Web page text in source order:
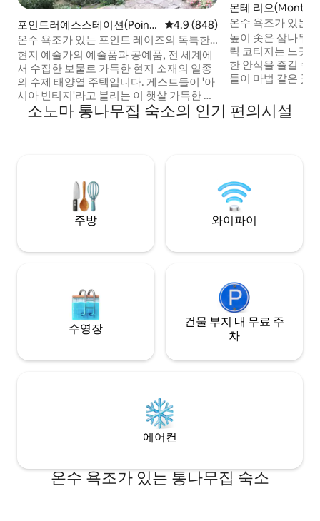
포인트러예스스테이션(Point
Reyes Station)의 통나무집
평점 4.9점(5점 만점), 후기 848
4.9 (848)
온수 욕조가 있는 포인트 레이즈의 독특한
크리크사이드 숙소
현지 예술가의 예술품과 공예품, 전 세계에
서 수집한 보물로 가득한 현지 소재의 일종
의 수제 태양열 주택입니다. 게스트들이 '아
시아 빈티지'라고 불리는 이 햇살 가득한 숙
소는 일년 내내 계속 흐르는 개울 위에 자리
잡고 있으며, 성숙한 정원과 월계수, 참나
트 국립 휴양지에서 2마일 거리에 있습니
하이킹, 수영, 서핑, 카약, SUP 보드, 산악 자
전거 타기 등 웨스트 마린에서 즐길 수 있는
모든 것을 즐길 수 있습니다. 아니면 이 편안
하고 아름다운 환경에서 휴식을 취하세요.
역 최고의 음식과 음료를 즐겨보세요. 위층
에 들어가면 거대한 대들보, 숙소에서 가공
한 나무로 만든 넓은 판자 전나무 바닥, 숲의
조감도를 볼 수 있는 창문, 대형 스테인드글
라스 창문으로 구성된 넓은 거실/식사/주방
공간이 있습니다. 시설이 완비된 주방과 채
업체의 풍요로움을 요리할 수 있습니다. 식
기세척기, 전자레인지, 토스터, 믹서기, 커
피 메이커, 블렌더가 있습니다. 코코넛 나무
와 호랑이 대나무 좌석이 있는 발리식 식탁
6. 거실에는 메모리폼 매트리스가 있는 편
안한 풀아웃 소파가 있습니다. 와이파이와
넷플릭스, 훌루 플러스, 아마존 프라임이 있
몬테 리오(Monte
무집
온수 욕조가 있는
에서 느긋하게 휴
높이 솟은 삼나무
릭 코티지는 느긋
한 안식을 즐길 수
들이 마법 같은 곳
함을 더해 세심하
테일이 따뜻하고
은 단순한 숙소가
싶을 만큼 좋은 느
소노마 통나무집 숙소의 인기 편의시설
주방 와이파이
수영장
건물 부지 내 무료 주
차
에어컨
온수 욕조가 있는 통나무집 숙소